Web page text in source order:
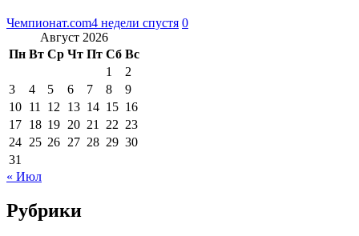
Чемпионат.com4 недели спустя 0
Август 2026
Пн Вт Ср Чт Пт Сб Вс
1
2
3
4 5 6 7 8
9
10 11 12 13 14 15 16
17 18 19 20 21 22 23
24 25 26 27 28 29 30
31
« Июл
Рубрики